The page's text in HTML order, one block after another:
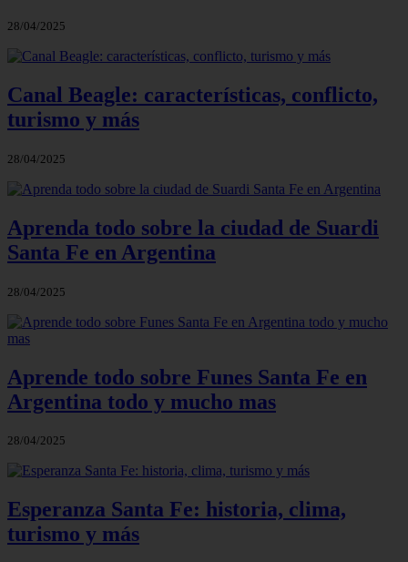
28/04/2025
Canal Beagle: características, conflicto,
turismo y más
28/04/2025
Aprenda todo sobre la ciudad de Suardi
Santa Fe en Argentina
28/04/2025
Aprende todo sobre Funes Santa Fe en
Argentina todo y mucho mas
28/04/2025
Esperanza Santa Fe: historia, clima,
turismo y más